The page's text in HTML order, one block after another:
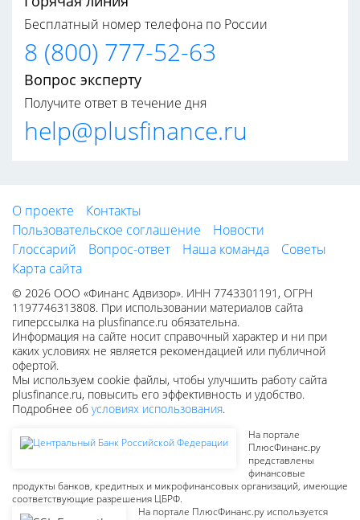
Бесплатный номер телефона по России
8 (800) 777-52-63
Вопрос эксперту
Получите ответ в течение дня
help@plusfinance.ru
О проекте
Контакты
Пользовательское соглашение
Новости
Глоссарий
Вопрос-ответ Наша команда
Советы
Карта сайта
© 2026 ООО «Финанс Адвизор». ИНН 7743301191, ОГРН
1197746313808. При использовании материалов сайта
гиперссылка на plusfinance.ru обязательна.
Информация на сайте носит справочный характер и ни при
каких условиях не является рекомендацией или публичной
офертой.
Мы используем cookie файлы, чтобы улучшить работу сайта
plusfinance.ru, повысить его эффективность и удобство.
Подробнее об условиях использования.
На портале
ПлюсФинанс.ру
представлены
финансовые
продукты банков, кредитных и микрофинансовых организаций, имеющие
соответствующие разрешения ЦБРФ.
На портале ПлюсФинанс.ру используется